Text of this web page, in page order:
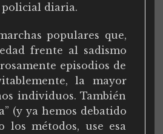
policial diaria.
populares que,
frente al sadismo
episodios de
la mayor
individuos. También
(y ya hemos debatido
los métodos, use esa